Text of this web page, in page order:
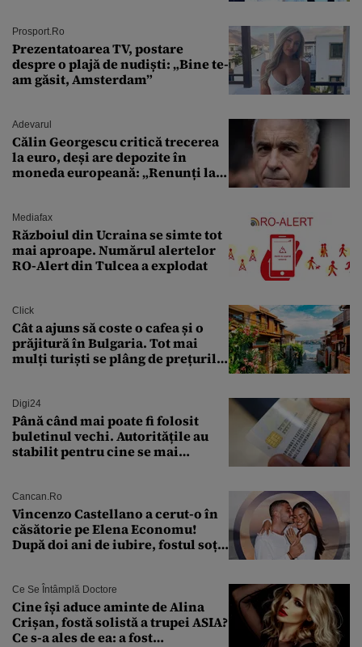
Prosport.ro
Prezentatoarea TV, postare
despre o plajă de nudiști: „Bine te-
am găsit, Amsterdam”
Adevarul
Călin Georgescu critică trecerea
la euro, deși are depozite în
moneda europeană: „Renunți la
Mediafax
Războiul din Ucraina se simte tot
mai aproape. Numărul alertelor
RO-Alert din Tulcea a explodat
Click
Cât a ajuns să coste o cafea și o
prăjitură în Bulgaria. Tot mai
mulți turiști se plâng de prețurile
Digi24
Până când mai poate fi folosit
buletinul vechi. Autoritățile au
stabilit pentru cine se mai
Cancan.ro
Vincenzo Castellano a cerut-o în
căsătorie pe Elena Economu!
După doi ani de iubire, fostul soț
Ce Se Întâmplă Doctore
Cine își aduce aminte de Alina
Crișan, fostă solistă a trupei ASIA?
Ce s-a ales de ea: a fost